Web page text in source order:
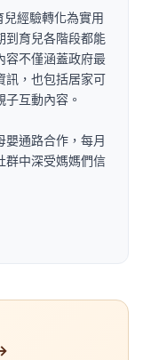
經驗轉化為實用
到育兒各階段都能
容不僅涵蓋政府最
訊，也包括居家可
互動內容。
嬰通路合作，每月
群中深受媽媽們信